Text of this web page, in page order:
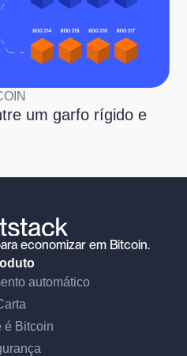
um garfo rígido e
economizar em Bitcoin.
automático
é Bitcoin